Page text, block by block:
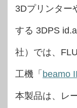
3Dプリンター
する 3DPS
社）では、
工機「 beamo II
本製品は、レ